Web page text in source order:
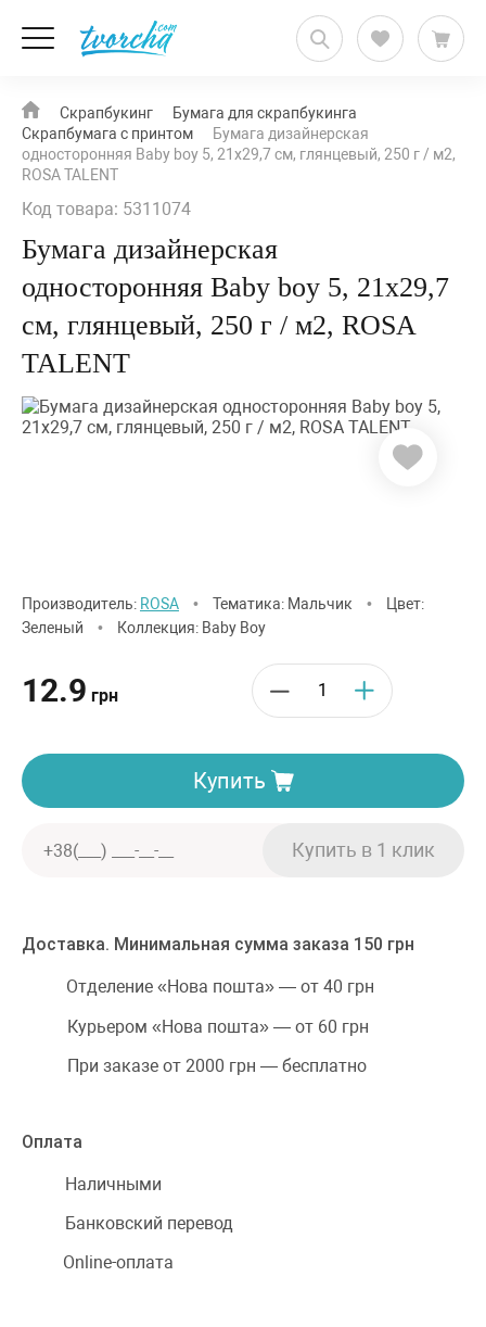
Скрапбукинг
Бумага для скрапбукинга
Скрапбумага с принтом
Бумага дизайнерская
односторонняя Вaby boy 5, 21х29,7 см, глянцевый, 250 г / м2,
ROSA TALENT
Код товара: 5311074
Бумага дизайнерская
односторонняя Вaby boy 5, 21х29,7
см, глянцевый, 250 г / м2, ROSA
TALENT
Производитель: ROSA • Тематика: Мальчик •
Цвет:
Зеленый
• Коллекция: Baby Boy
12.9 грн
Купить
Доставка. Минимальная сумма заказа 150 грн
Отделение «Нова пошта» — от 40 грн
Курьером «Нова пошта» — от 60 грн
При заказе от 2000 грн — бесплатно
Оплата
Наличными
Банковский перевод
Online-оплата